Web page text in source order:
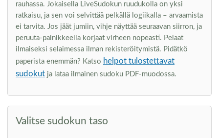
rauhassa. Jokaisella LiveSudokun ruudukolla on yksi
ratkaisu, ja sen voi selvittää pelkällä logiikalla – arvaamista
ei tarvita. Jos jäät jumiin, vihje näyttää seuraavan siirron, ja
peruuta-painikkeella korjaat virheen nopeasti. Pelaat
ilmaiseksi selaimessa ilman rekisteröitymistä. Pidätkö
paperista enemmän? Katso helpot tulostettavat
sudokut ja lataa ilmainen sudoku PDF-muodossa.
Valitse sudokun taso